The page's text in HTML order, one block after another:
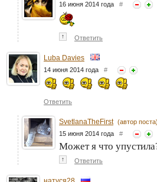
16 июня 2014 года #
↑ Ответить
Luba Davies
14 июня 2014 года #
Ответить
SvetlanaTheFirst (автор поста)
15 июня 2014 года #
Может я что
↑ Ответить